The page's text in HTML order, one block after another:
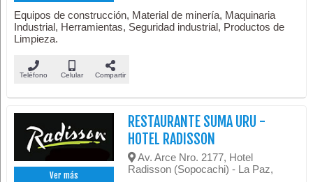
Equipos de construcción, Material de minería, Maquinaria
Industrial, Herramientas, Seguridad industrial, Productos de
Limpieza.
Teléfono Celular Compartir
Ver más
RESTAURANTE SUMA URU -
HOTEL RADISSON
Av. Arce Nro. 2177, Hotel
Radisson (Sopocachi) - La Paz,